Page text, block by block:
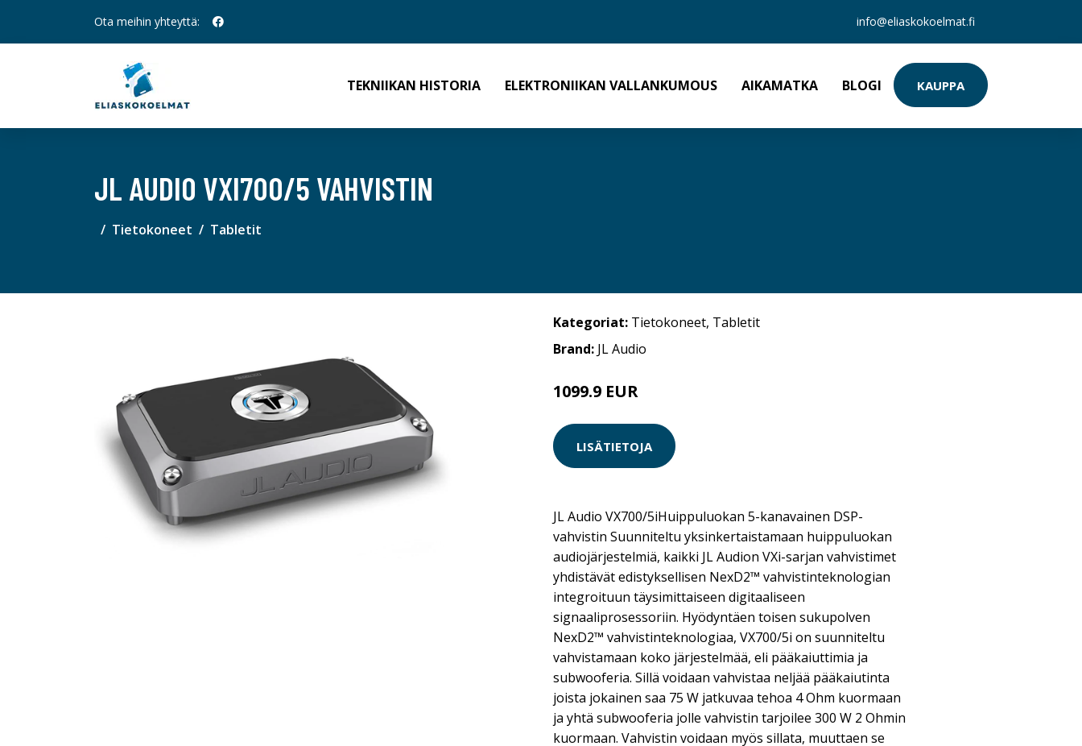
Ota meihin yhteyttä: info@eliaskokoelmat.fi
TEKNIIKAN HISTORIA ELEKTRONIIKAN VALLANKUMOUS AIKAMATKA BLOGI KAUPPA
JL AUDIO VXI700/5 VAHVISTIN
Tietokoneet Tabletit
Kategoriat: Tietokoneet, Tabletit
Brand: JL Audio
1099.9 EUR
LISÄTIETOJA
JL Audio VX700/5iHuippuluokan 5-kanavainen DSP-
vahvistin Suunniteltu yksinkertaistamaan huippuluokan
audiojärjestelmiä, kaikki JL Audion VXi-sarjan vahvistimet
yhdistävät edistyksellisen NexD2™ vahvistinteknologian
integroituun täysimittaiseen digitaaliseen
signaaliprosessoriin. Hyödyntäen toisen sukupolven
NexD2™ vahvistinteknologiaa, VX700/5i on suunniteltu
vahvistamaan koko järjestelmää, eli pääkaiuttimia ja
subwooferia. Sillä voidaan vahvistaa neljää pääkaiutinta
joista jokainen saa 75 W jatkuvaa tehoa 4 Ohm kuormaan
ja yhtä subwooferia jolle vahvistin tarjoilee 300 W 2 Ohmin
kuormaan. Vahvistin voidaan myös sillata, muuttaen se